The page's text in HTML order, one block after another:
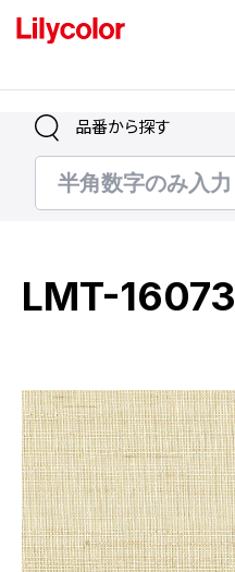
ログイン・新規会員登録
お気に入り
商品を探す
商品を探す トップ
壁紙
カーテン
床材
カタログ一覧
カタログ一覧 トップ
壁紙
施工事例
品番から探す
LMT-16073